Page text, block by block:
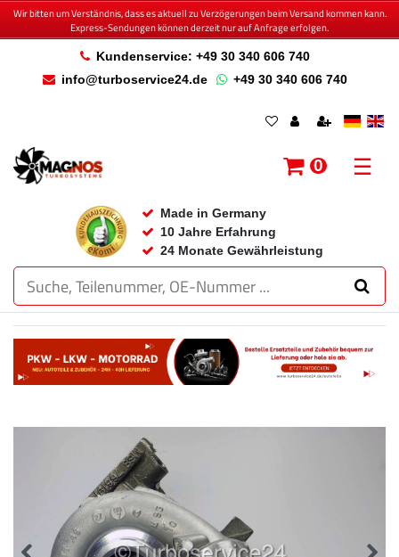
Wir bitten um Verständnis, dass es aktuell zu Verzögerungen beim Versand kommen kann.
Express-Sendungen können derzeit nur auf Anfrage erfolgen.
Kundenservice: +49 30 340 606 740
info@turboservice24.de
+49 30 340 606 740
Made in Germany
10 Jahre Erfahrung
24 Monate Gewährleistung
0 ☰